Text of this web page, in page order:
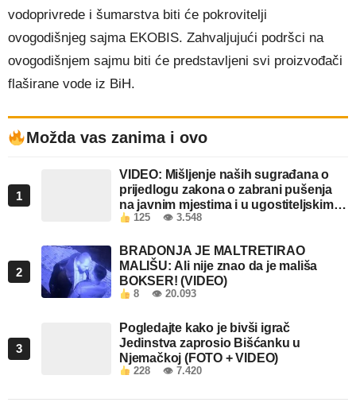
vodoprivrede i šumarstva biti će pokrovitelji
ovogodišnjeg sajma EKOBIS. Zahvaljujući podršci na
ovogodišnjem sajmu biti će predstavljeni svi proizvođači
flaširane vode iz BiH.
Možda vas zanima i ovo
1
VIDEO: Mišljenje naših sugrađana o
prijedlogu zakona o zabrani pušenja
na javnim mjestima i u ugostiteljskim
objektima u FBiH
125 👁 3.548
2
BRADONJA JE MALTRETIRAO
MALIŠU: Ali nije znao da je mališa
BOKSER! (VIDEO)
8 👁 20.093
3
Pogledajte kako je bivši igrač
Jedinstva zaprosio Bišćanku u
Njemačkoj (FOTO + VIDEO)
228 👁 7.420